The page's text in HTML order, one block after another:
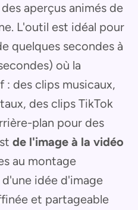
aperçus animés de
L'outil est idéal pour
quelques secondes à
où la
des clips musicaux,
des clips TikTok
plan pour des
de l'image à la vidéo
au montage
idée d'image
et partageable